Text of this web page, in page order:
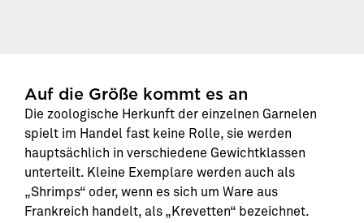
Auf die Größe kommt es an
Die zoologische Herkunft der einzelnen Garnelen
spielt im Handel fast keine Rolle, sie werden
hauptsächlich in verschiedene Gewichtklassen
unterteilt. Kleine Exemplare werden auch als
„Shrimps“ oder, wenn es sich um Ware aus
Frankreich handelt, als „Krevetten“ bezeichnet.